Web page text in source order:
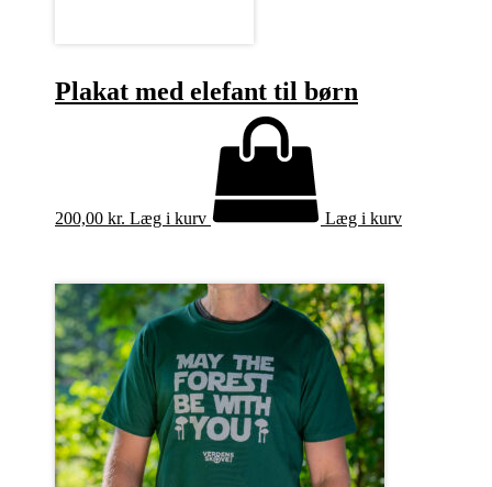
Plakat med elefant til børn
200,00 kr. Læg i kurv Læg i kurv